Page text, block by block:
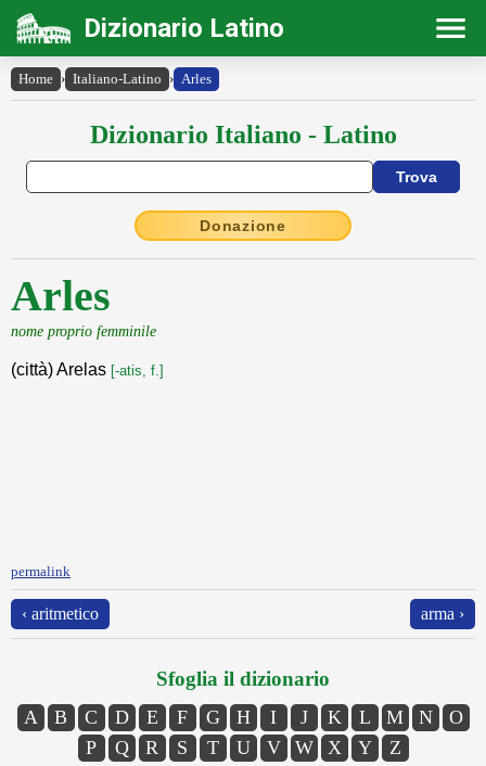
Dizionario Latino
Home › Italiano-Latino › Arles
Dizionario Italiano - Latino
Donazione
Arles
nome proprio femminile
(città) Arelas [-atis, f.]
permalink
‹ aritmetico arma ›
Sfoglia il dizionario
A B C D E F G H I J K L M N
O
P
Q R S T U V W X Y Z